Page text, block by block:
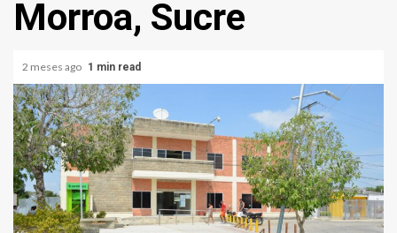
Morroa, Sucre
2 meses ago 1 min read